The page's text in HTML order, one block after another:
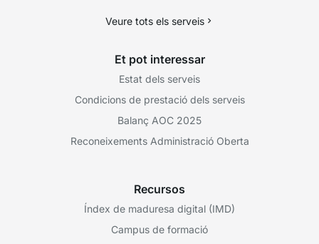
Veure tots els serveis
Et pot interessar
Estat dels serveis
Condicions de prestació dels serveis
Balanç AOC 2025
Reconeixements Administració Oberta
Recursos
Índex de maduresa digital (IMD)
Campus de formació